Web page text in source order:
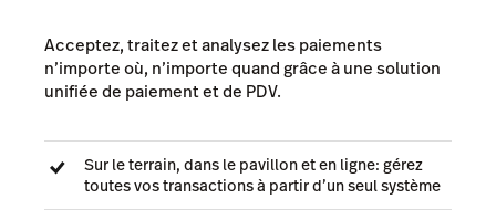
Acceptez, traitez et analysez les paiements
n’importe où, n’importe quand grâce à une solution
unifiée de paiement et de PDV.
Sur le terrain, dans le pavillon et en ligne: gérez
toutes vos transactions à partir d’un seul système